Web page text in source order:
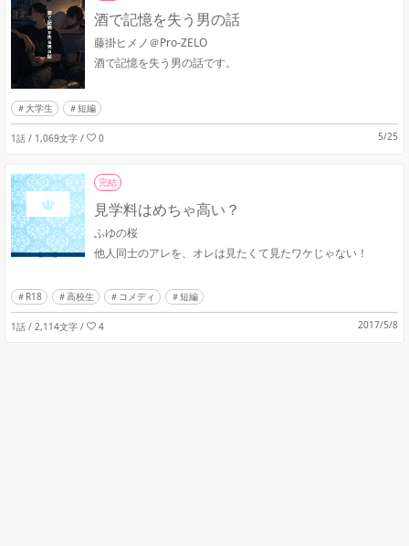
酒で記憶を失う男の話
藤掛ヒメノ＠Pro-ZELO
酒で記憶を失う男の話です。
大学生 短編
1話 / 1,069文字 / 0 5/25
完結
見学料はめちゃ高い？
ふゆの桜
他人同士のアレを、オレは見たくて見たワケじゃない！
R18 高校生 コメディ 短編
1話 / 2,114文字 / 4 2017/5/8